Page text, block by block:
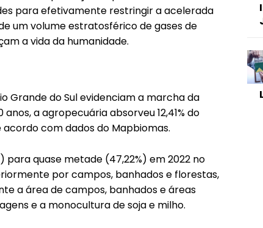
para efetivamente restringir a acelerada
um volume estratosférico de gases de
a vida da humanidade.
Grande do Sul evidenciam a marcha da
a agropecuária absorveu 12,41% do
com dados do Mapbiomas.
para quase metade (47,22%) em 2022 no
por campos, banhados e florestas,
a área de campos, banhados e áreas
e a monocultura de soja e milho.